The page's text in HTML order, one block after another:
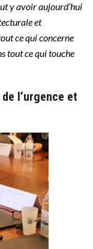
y avoir aujourd’hui
et
ce qui concerne
tout ce qui touche
l’urgence et